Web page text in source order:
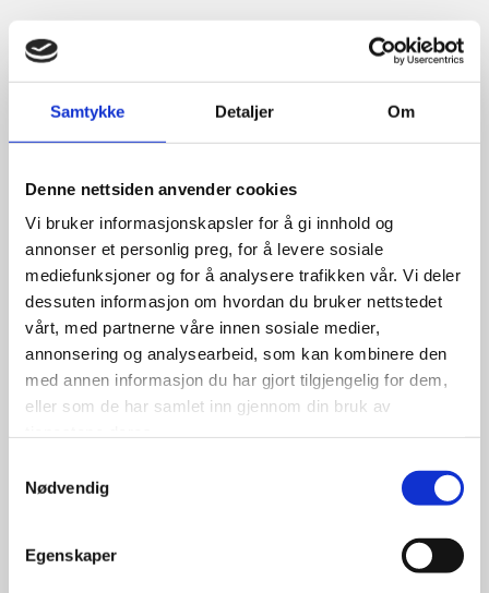
Samtykke Detaljer Om
Denne nettsiden anvender cookies
Vi bruker informasjonskapsler for å gi innhold og
annonser et personlig preg, for å levere sosiale
mediefunksjoner og for å analysere trafikken vår. Vi deler
dessuten informasjon om hvordan du bruker nettstedet
vårt, med partnerne våre innen sosiale medier,
annonsering og analysearbeid, som kan kombinere den
med annen informasjon du har gjort tilgjengelig for dem,
eller som de har samlet inn gjennom din bruk av
Nødvendig
Egenskaper
Relaterte produkter
Nexen 5,50×13 vans
kr1,247.50
Se flere detaljer